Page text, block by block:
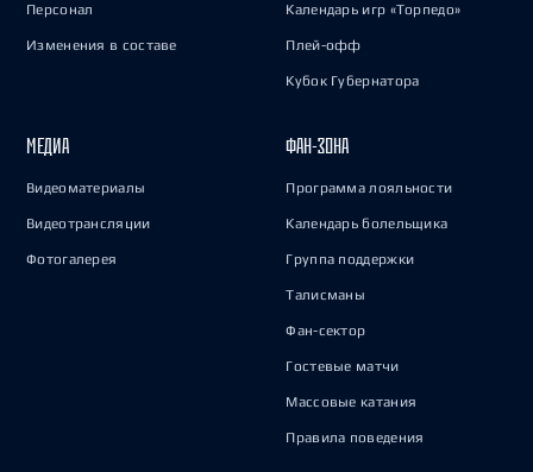
Персонал
Изменения в составе
Календарь игр «Торпедо»
Плей-офф
Кубок Губернатора
МЕДИА
Видеоматериалы
Видеотрансляции
Фотогалерея
ФАН-ЗОНА
Программа лояльности
Календарь болельщика
Группа поддержки
Талисманы
Фан-сектор
Гостевые матчи
Массовые катания
Правила поведения